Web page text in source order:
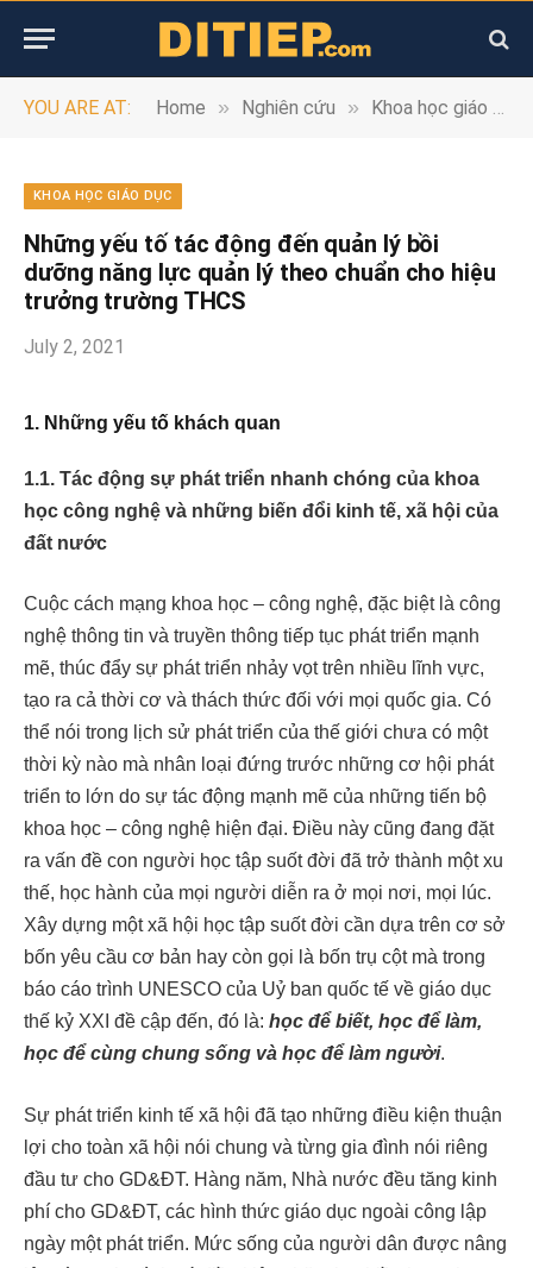
YOU ARE AT: Home » Nghiên cứu » Khoa học giáo dục
KHOA HỌC GIÁO DỤC
Những yếu tố tác động đến quản lý bồi
dưỡng năng lực quản lý theo chuẩn cho hiệu
trưởng trường THCS
July 2, 2021
1. Những yếu tố khách quan
1.1. Tác động sự phát triển nhanh chóng của khoa
học công nghệ và những biến đổi kinh tế, xã hội của
đất nước
Cuộc cách mạng khoa học – công nghệ, đặc biệt là công
nghệ thông tin và truyền thông tiếp tục phát triển mạnh
mẽ, thúc đẩy sự phát triển nhảy vọt trên nhiều lĩnh vực,
tạo ra cả thời cơ và thách thức đối với mọi quốc gia. Có
thể nói trong lịch sử phát triển của thế giới chưa có một
thời kỳ nào mà nhân loại đứng trước những cơ hội phát
triển to lớn do sự tác động mạnh mẽ của những tiến bộ
khoa học – công nghệ hiện đại. Điều này cũng đang đặt
ra vấn đề con người học tập suốt đời đã trở thành một xu
thế, học hành của mọi người diễn ra ở mọi nơi, mọi lúc.
Xây dựng một xã hội học tập suốt đời cần dựa trên cơ sở
bốn yêu cầu cơ bản hay còn gọi là bốn trụ cột mà trong
báo cáo trình UNESCO của Uỷ ban quốc tế về giáo dục
thế kỷ XXI đề cập đến, đó là: học để biết, học để làm,
học để cùng chung sống và học để làm người.
Sự phát triển kinh tế xã hội đã tạo những điều kiện thuận
lợi cho toàn xã hội nói chung và từng gia đình nói riêng
đầu tư cho GD&ĐT. Hàng năm, Nhà nước đều tăng kinh
phí cho GD&ĐT, các hình thức giáo dục ngoài công lập
ngày một phát triển. Mức sống của người dân được nâng